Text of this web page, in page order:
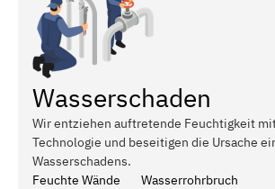
Wasserschaden
Wir entziehen auftretende Feuchtigkeit
Technologie und beseitigen die Ursache
Wasserschadens.
Feuchte Wände
Wasserrohrbruch